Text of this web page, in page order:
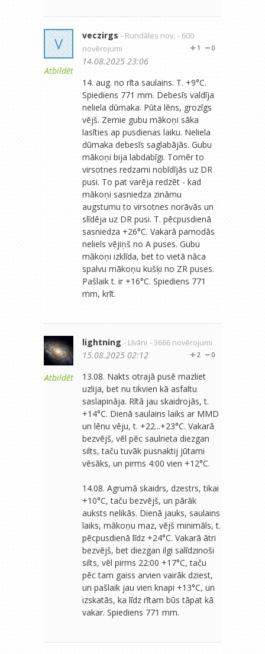
V
Atbildēt
veczirgs - Rundāles nov. - 600
novērojumi
0
1
14.08.2025 23:06
14. aug. no rīta saulains. T. +9°C.
Spiediens 771 mm. Debesīs valdīja
neliela dūmaka. Pūta lēns, grozīgs
vējš. Zemie gubu mākoņi sāka
lasīties ap pusdienas laiku. Neliela
dūmaka debesīs saglabājās. Gubu
mākoņi bija labdabīgi. Tomēr to
virsotnes redzami nobīdījās uz DR
pusi. To pat varēja redzēt - kad
mākoņi sasniedza zināmu
augstumu to virsotnes norāvās un
slīdēja uz DR pusi. T. pēcpusdienā
sasniedza +26°C. Vakarā pamodās
neliels vējiņš no A puses. Gubu
mākoņi izklīda, bet to vietā nāca
spalvu mākoņu kušķi no ZR puses.
Pašlaik t. ir +16°C. Spiediens 771
mm, krīt.
Atbildēt
lightning - Līvāni - 3666 novērojumi
0
2
15.08.2025 02:12
13.08. Nakts otrajā pusē mazliet
uzlija, bet nu tikvien kā asfaltu
saslapināja. Rītā jau skaidrojās, t.
+14°C. Dienā saulains laiks ar MMD
un lēnu vēju, t. +22...+23°C. Vakarā
bezvējš, vēl pēc saulrieta diezgan
silts, taču tuvāk pusnaktij jūtami
vēsāks, un pirms 4:00 vien +12°C.
14.08. Agrumā skaidrs, dzestrs, tikai
+10°C, taču bezvējš, un pārāk
auksts nelikās. Dienā jauks, saulains
laiks, mākoņu maz, vējš minimāls, t.
pēcpusdienā līdz +24°C. Vakarā ātri
bezvējš, bet diezgan ilgi salīdzinoši
silts, vēl pirms 22:00 +17°C, taču
pēc tam gaiss arvien vairāk dziest,
un pašlaik jau vien knapi +13°C, un
izskatās, ka līdz rītam būs tāpat kā
vakar. Spiediens 771 mm.